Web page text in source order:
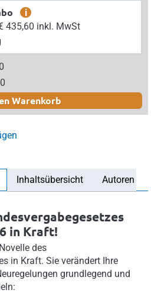
i
€ 435,60 inkl. MwSt
Warenkorb
Inhaltsübersicht Autoren
in Kraft!
des
in Kraft. Sie verändert Ihre
grundlegend und